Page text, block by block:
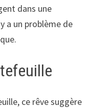
dans une
a un problème de
ce rêve suggère